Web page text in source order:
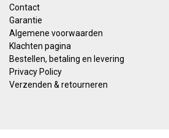
Contact
Garantie
Algemene voorwaarden
Klachten pagina
Bestellen, betaling en levering
Privacy Policy
Verzenden & retourneren